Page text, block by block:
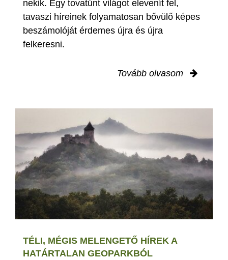
nekik. Egy tovatűnt világot elevenít fel,
tavaszi híreinek folyamatosan bővülő képes
beszámolóját érdemes újra és újra
felkeresni.
Tovább olvasom
TÉLI, MÉGIS MELENGETŐ HÍREK A
HATÁRTALAN GEOPARKBÓL